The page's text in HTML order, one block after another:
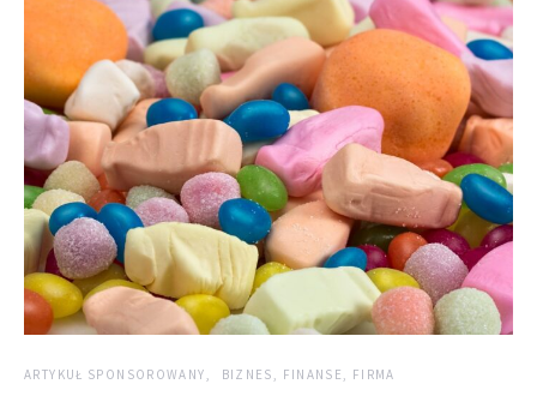
ARTYKUŁ SPONSOROWANY BIZNES, FINANSE, FIRMA